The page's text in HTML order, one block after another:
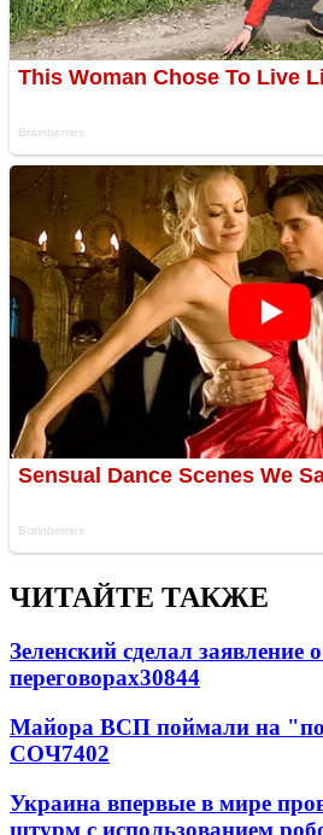
ЧИТАЙТЕ ТАКЖЕ
Зеленский сделал заявление
переговорах30844
Майора ВСП поймали на
СОЧ7402
Украина впервые в мире
штурм с использованием